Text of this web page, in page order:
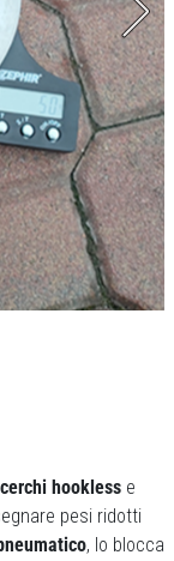
hookless e
pesi ridotti
, lo blocca